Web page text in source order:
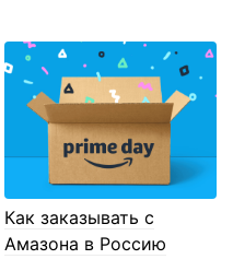
Как заказывать с
Амазона в Россию